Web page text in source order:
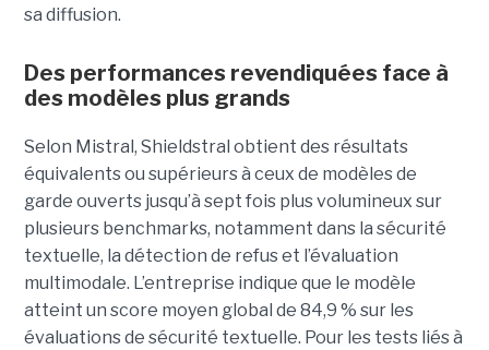
sa diffusion.
Des performances revendiquées face à
des modèles plus grands
Selon Mistral, Shieldstral obtient des résultats
équivalents ou supérieurs à ceux de modèles de
garde ouverts jusqu’à sept fois plus volumineux sur
plusieurs benchmarks, notamment dans la sécurité
textuelle, la détection de refus et l’évaluation
multimodale. L’entreprise indique que le modèle
atteint un score moyen global de 84,9 % sur les
évaluations de sécurité textuelle. Pour les tests liés à